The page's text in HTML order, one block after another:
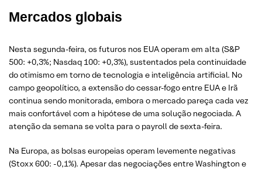
Mercados globais
Nesta segunda-feira, os futuros nos EUA operam em alta (S&P
500: +0,3%; Nasdaq 100: +0,3%), sustentados pela continuidade
do otimismo em torno de tecnologia e inteligência artificial. No
campo geopolítico, a extensão do cessar-fogo entre EUA e Irã
continua sendo monitorada, embora o mercado pareça cada vez
mais confortável com a hipótese de uma solução negociada. A
atenção da semana se volta para o payroll de sexta-feira.
Na Europa, as bolsas europeias operam levemente negativas
(Stoxx 600: -0,1%). Apesar das negociações entre Washington e